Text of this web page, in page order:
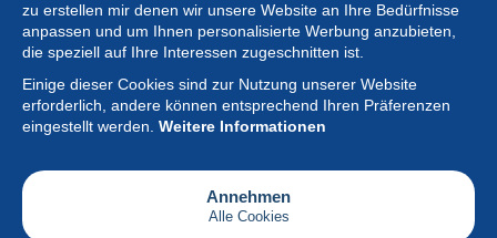
zu erstellen mir denen wir unsere Website an Ihre Bedürfnisse
anpassen und um Ihnen personalisierte Werbung anzubieten,
die speziell auf Ihre Interessen zugeschnitten ist.
Einige dieser Cookies sind zur Nutzung unserer Website
erforderlich, andere können entsprechend Ihren Präferenzen
eingestellt werden. Weitere Informationen
Annehmen
Alle Cookies
Sammlung
Neuigkeiten
Artikel
Gesellschaft
Serviceleistungen